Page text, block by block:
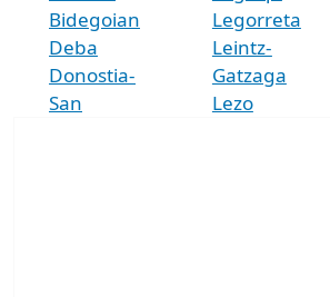
Bidegoian
Deba
Donostia-
San
Legorreta
Leintz-
Gatzaga
Lezo